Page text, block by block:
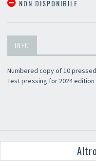
NON DISPONIBILE
INFO
Numbered copy of 10 pressed
Test pressing for 2024 edition